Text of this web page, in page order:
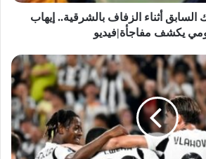
السابق أثناء الزفاف بالشرقية.. إيهاب
يكشف مفاجأة|فيديو